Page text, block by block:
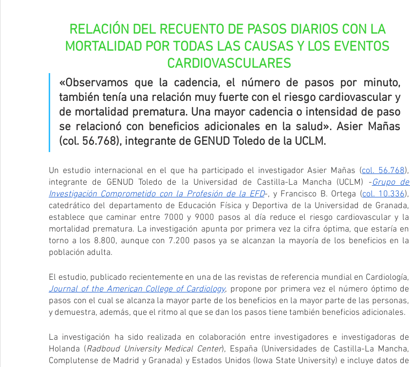
RELACIÓN DEL RECUENTO DE PASOS DIARIOS CON LA
MORTALIDAD POR TODAS LAS CAUSAS Y LOS EVENTOS
CARDIOVASCULARES
«Observamos que la cadencia, el número de pasos por minuto,
también tenía una relación muy fuerte con el riesgo cardiovascular y
de mortalidad prematura. Una mayor cadencia o intensidad de paso
se relacionó con beneficios adicionales en la salud». Asier Mañas
(col. 56.768), integrante de GENUD Toledo de la UCLM.
Un estudio internacional en el que ha participado el investigador Asier Mañas (col. 56.768),
integrante de GENUD Toledo de la Universidad de Castilla-La Mancha (UCLM) -Grupo de
Investigación Comprometido con la Profesión de la EFD-, y Francisco B. Ortega (col. 10.336),
catedrático del departamento de Educación Física y Deportiva de la Universidad de Granada,
establece que caminar entre 7000 y 9000 pasos al día reduce el riesgo cardiovascular y la
mortalidad prematura. La investigación apunta por primera vez la cifra óptima, que estaría en
torno a los 8.800, aunque con 7.200 pasos ya se alcanzan la mayoría de los beneficios en la
población adulta.
Journal of the American College of Cardiology, propone por primera vez el número óptimo de
pasos con el cual se alcanza la mayor parte de los beneficios en la mayor parte de las personas,
y demuestra, además, que el ritmo al que se dan los pasos tiene también beneficios adicionales.
La investigación ha sido realizada en colaboración entre investigadores e investigadoras de
Holanda (Radboud University Medical Center), España (Universidades de Castilla-La Mancha,
Complutense de Madrid y Granada) y Estados Unidos (Iowa State University) e incluye datos de